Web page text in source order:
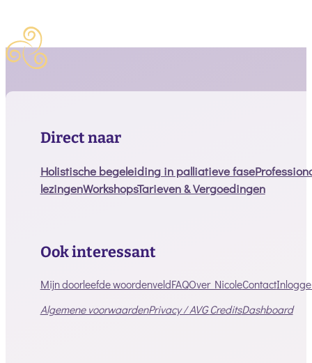
Direct naar
Holistische begeleiding in palliatieve fase
lezingenWorkshopsTarieven & Vergoedingen
Ook interessant
Mijn doorleefde woordenveldFAQOver NicoleContact
Algemene voorwaardenPrivacy / AVGCreditsDashboard